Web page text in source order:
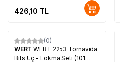
426,10 TL
(0)
WERT WERT 2253 Tornavida
Bits Uç - Lokma Seti (101